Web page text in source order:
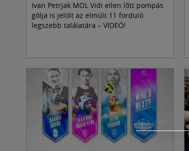
Ivan Petrjak MOL Vidi ellen lőtt pompás
gólja is jelölt az elmúlt 11 forduló
legszebb találatára – VIDEÓ!